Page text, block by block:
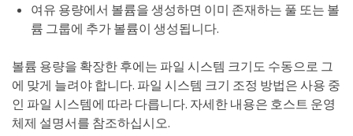
여유 용량에서 볼륨을 생성하면 이미 존재하는 풀 또는 볼
륨 그룹에 추가 볼륨이 생성됩니다.
볼륨 용량을 확장한 후에는 파일 시스템 크기도 수동으로 그
에 맞게 늘려야 합니다. 파일 시스템 크기 조정 방법은 사용 중
인 파일 시스템에 따라 다릅니다. 자세한 내용은 호스트 운영
체제 설명서를 참조하십시오.